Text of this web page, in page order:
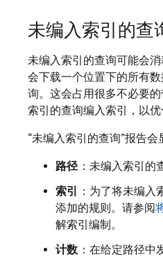
未编入索引的查
未编入索引的查询可能会
会下载一个位置下的所有
询。这会占用很多不必要
索引的查询编入索引，以优
“未编入索引的查询”报告会
路径：未编入索引的
索引
：为了将未编入
添加的规则。请参阅
解索引编制。
计数：在给定路径中